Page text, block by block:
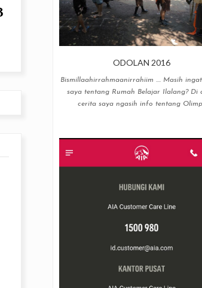
ODOLAN 2016
Bismillaahirrahmaanirrahiim .... Masih
saya tentang Rumah Belajar Ilalang? Di
cerita saya ngasih info tentang